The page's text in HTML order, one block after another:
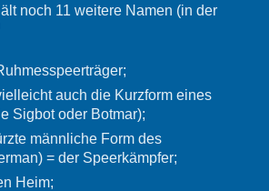
noch 11 weitere Namen (in der
auch die Kurzform eines
Sigbot oder Botmar);
männliche Form des
= der Speerkämpfer;
Heim;